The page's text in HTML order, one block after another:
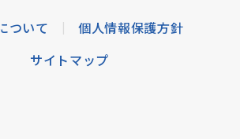
ついて |
個人情報保護方針
サイトマップ